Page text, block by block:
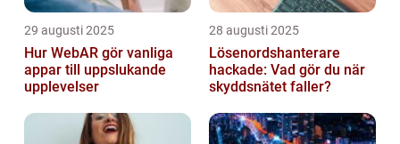
29 augusti 2025
Hur WebAR gör vanliga
appar till uppslukande
upplevelser
28 augusti 2025
Lösenordshanterare
hackade: Vad gör du när
skyddsnätet faller?